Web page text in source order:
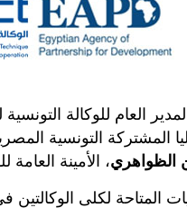
العام للوكالة
المشتركة التونسية
الظواهري، الأمينة
المتاحة لكلى